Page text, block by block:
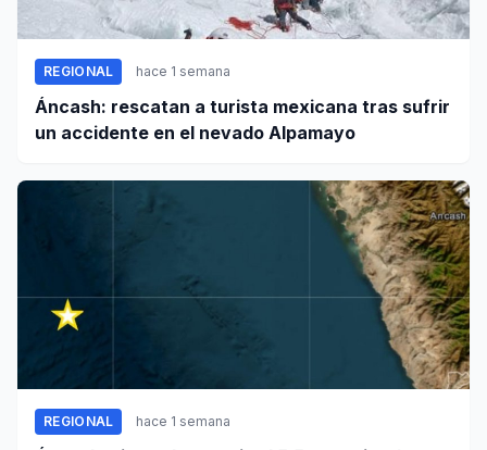
REGIONAL hace 1 semana
Áncash: rescatan a turista mexicana tras sufrir
un accidente en el nevado Alpamayo
REGIONAL hace 1 semana